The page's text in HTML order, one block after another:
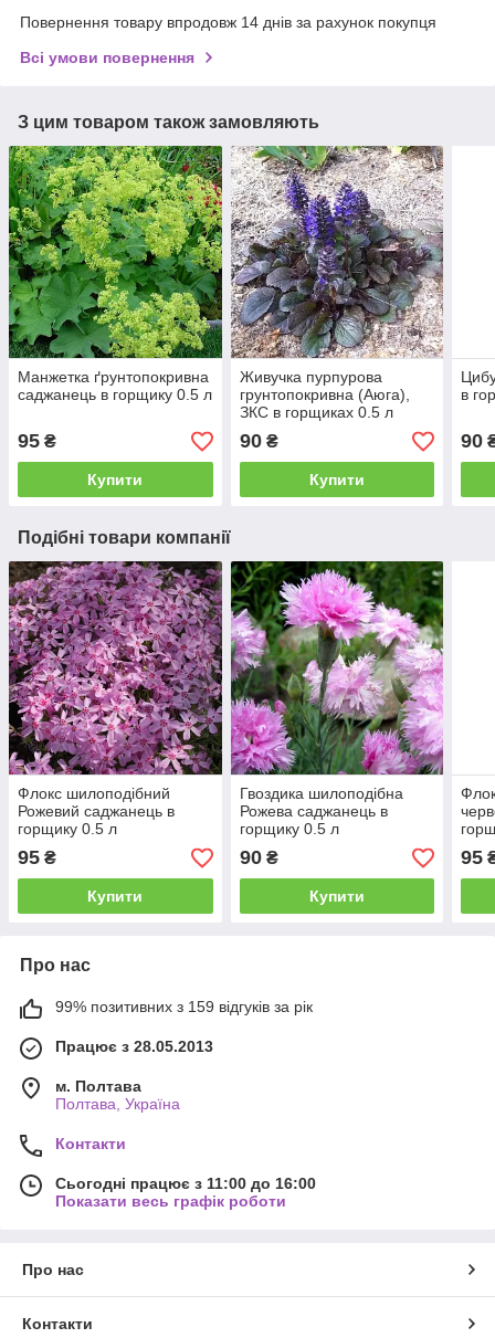
Повернення товару впродовж 14 днів за рахунок покупця
Всі умови повернення
З цим товаром також замовляють
Манжетка ґрунтопокривна
саджанець в горщику 0.5 л
95 ₴
Купити
Живучка пурпурова
грунтопокривна (Аюга),
ЗКС в горщиках 0.5 л
90₴
Купити
в
90
Подібні товари компанії
Флокс шилоподібний
Рожевий саджанець в
горщику 0.5 л
95 ₴
Купити
Гвоздика шилоподібна
Рожева саджанець в
горщику 0.5 л
90₴
Купити
95
Про нас
99% позитивних з 159 відгуків за рік
Працює з 28.05.2013
м. Полтава
Полтава, Україна
Контакти
Сьогодні працює з 11:00 до 16:00
Показати весь графік роботи
Про нас
Контакти